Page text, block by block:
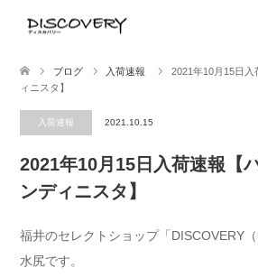
ブログ 入荷速報
2021年10月15日入
ィニスタ】
入荷速報 2021.10.15
2021年10月15日入荷速報【
ンディニスタ】
福井のセレクトショップ「DISCOVERY
水尻です。